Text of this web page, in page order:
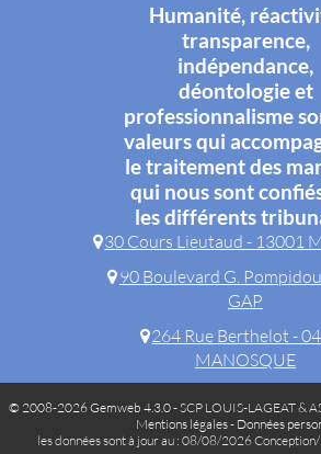
Humanité,
transparence,
indépendance,
déontologie et
professionnalisme
valeurs qui
le traitement des
qui nous sont
les différents
30 Cours Lieutaud - 13001
90 Boulevard G.
GAP
264 Rue Berthelot -
MANOSQUE
© 2008-2026 Gemweb 4.3.0- SCP LOUIS-LAGEAT &
Mentions légales- Données
les données sont à jour au : 08/08/2026